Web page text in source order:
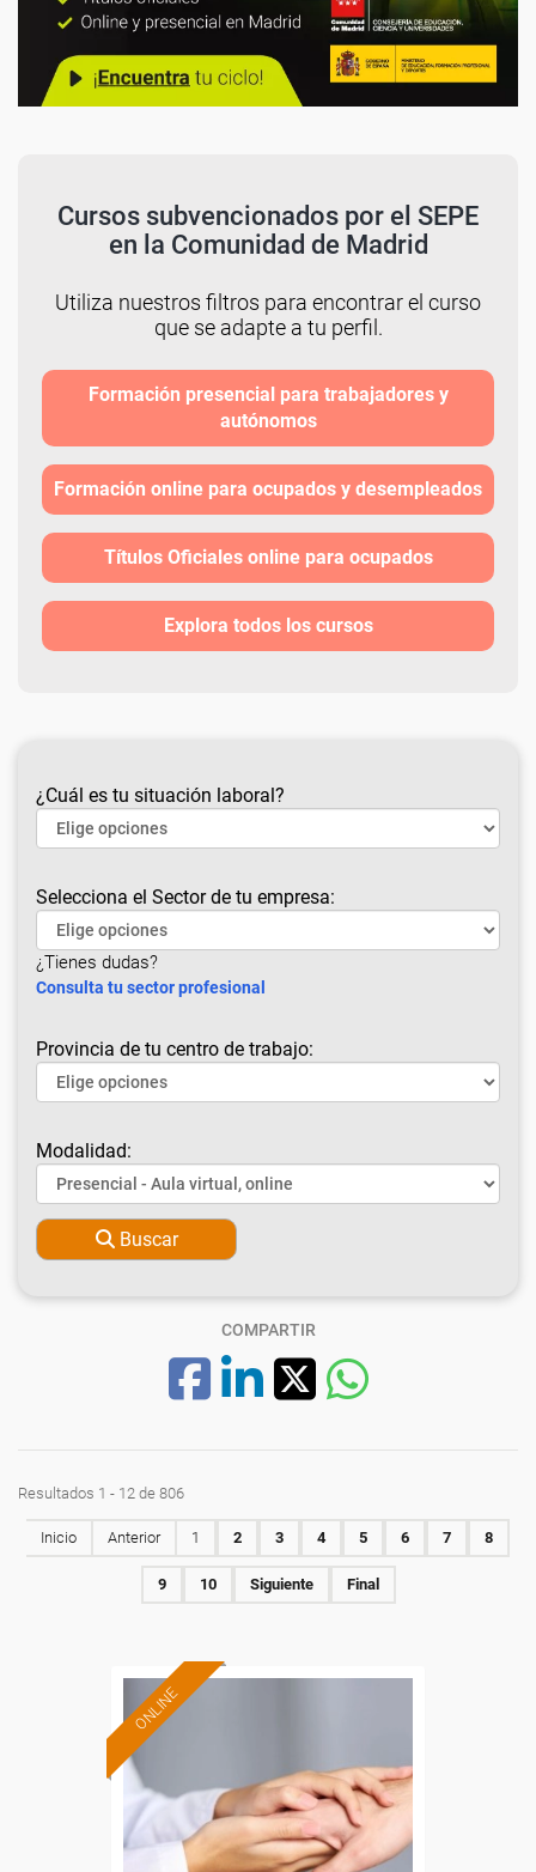
Cursos subvencionados por el SEPE
en la Comunidad de Madrid
Utiliza nuestros filtros para encontrar el curso
que se adapte a tu perfil.
Formación presencial para trabajadores y
autónomos
Formación online para ocupados y desempleados
Títulos Oficiales online para ocupados
Explora todos los cursos
¿Cuál es tu situación laboral?
Selecciona el Sector de tu empresa:
¿Tienes dudas?
Consulta tu sector profesional
Provincia de tu centro de trabajo:
Modalidad:
Buscar
COMPARTIR
Resultados 1 - 12 de 806
Inicio Anterior 1 2 3 4 5 6 7 8
9 10 Siguiente Final
ONLINE
subvencionada.
Para desempleados,
trabajadores y autónomos.